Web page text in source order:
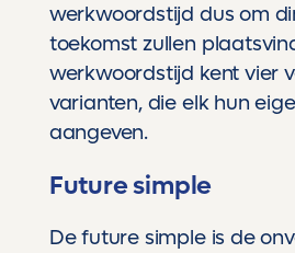
werkwoordstijd dus om
toekomst zullen
werkwoordstijd kent vier
varianten, die elk hun
aangeven.
Future simple
De future simple is de